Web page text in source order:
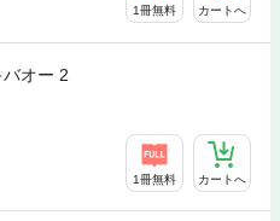
1冊無料 カートへ
オー 2
1冊無料 カートへ